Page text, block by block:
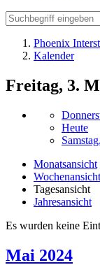
Phoenix
Kalender
Freitag, 3.
Heute
Monatsansicht
Wochenansicht
Tagesansicht
Jahresansicht
Es wurden keine
Mai 2024